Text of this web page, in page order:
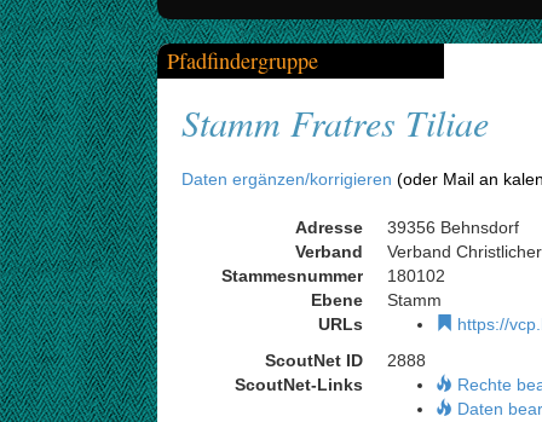
Pfadfindergruppe
Stamm Fratres Tiliae
Daten ergänzen/korrigieren (oder Mail an
Adresse
39356 Behnsdorf
Verband
Verband
Stammesnummer
180102
Ebene
Stamm
URLs
https://
ScoutNet ID
2888
ScoutNet-Links
Rechte
Daten